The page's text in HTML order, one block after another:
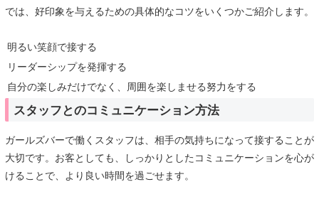
では、好印象を与えるための具体的なコツをいくつかご紹介します。
明るい笑顔で接する
リーダーシップを発揮する
自分の楽しみだけでなく、周囲を楽しませる努力をする
スタッフとのコミュニケーション方法
ガールズバーで働くスタッフは、相手の気持ちになって接することが
大切です。お客としても、しっかりとしたコミュニケーションを心が
けることで、より良い時間を過ごせます。